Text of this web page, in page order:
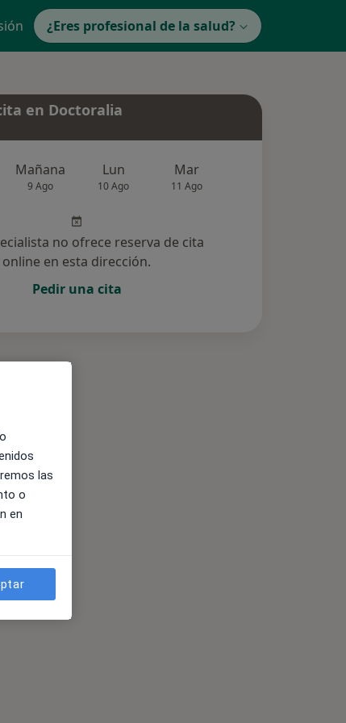
¿Eres profesional de la salud?
en Doctoralia
Mañana
9 Ago
Lun
10 Ago
Mar
11 Ago
no ofrece reserva de cita
online en esta dirección.
Pedir una cita
las
o
en